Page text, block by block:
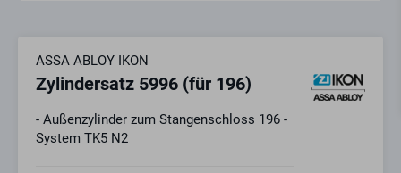
ASSA ABLOY IKON
Zylindersatz 5996 (für 196)
- Außenzylinder zum Stangenschloss 196 -
System TK5 N2